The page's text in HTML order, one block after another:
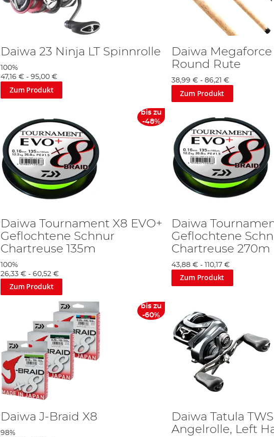
Daiwa 23 Ninja LT Spinnrolle
100%
47,16 € -95,00 €
Zum Produkt
Daiwa Megaforce
Round Rute
38,99 €- 86,21 €
Zum Produkt
bis zu
-48%
Daiwa Tournament X8 EVO+
Geflochtene Schnur
Chartreuse 135m
100%
26,33 € -60,52 €
Zum Produkt
Daiwa
Geflochtene
Chartreuse 270m
43,88 €- 110,17 €
Zum Produkt
bis zu
-60%
Daiwa J-Braid X8
98%
Daiwa Tatula
Angelrolle, Left